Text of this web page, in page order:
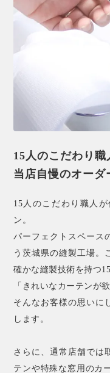
15人のこだわり職
当店自慢のオーダ
15人のこだわり職人
ン。
パーフェクトスペース
う茨城県の縫製工場。
確かな縫製技術を持つ
「きれいなカーテンが欲
そんなお客様の思いに
します。
さらに、通常店舗では
テンや特殊な窓用のカ